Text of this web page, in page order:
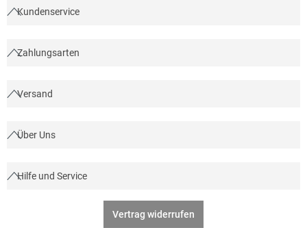
sols@soloinvest.com
Kundenservice
Zahlungsarten
Versand
Über Uns
Hilfe und Service
Vertrag widerrufen